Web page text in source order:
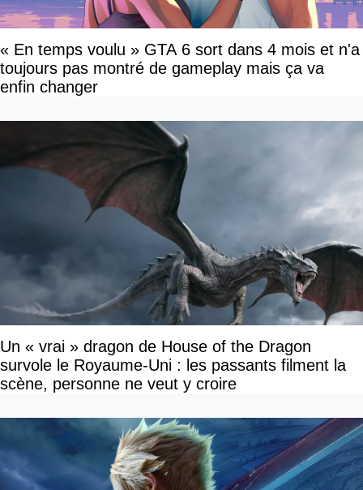
« En temps voulu » GTA 6 sort dans 4 mois et n'a
toujours pas montré de gameplay mais ça va
enfin changer
Un « vrai » dragon de House of the Dragon
survole le Royaume-Uni : les passants filment la
scène, personne ne veut y croire